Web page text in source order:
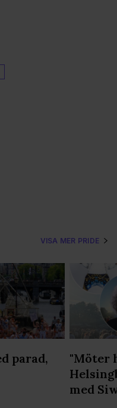
VISA MER PRIDE
parad,
"Möter
med